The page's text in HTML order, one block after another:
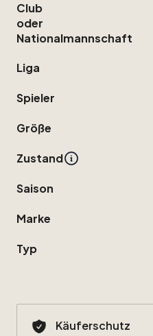
Club
oder
Nationalmannschaft
Liga
Spieler
Größe
Zustand
Saison
Marke
Typ
Käuferschutz